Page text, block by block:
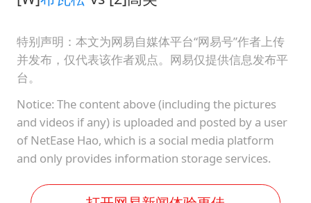
韩军前线部队连曝丑闻
特别声明：本文为网易自媒体平台“网易号”作者上传
并发布，仅代表该作者观点。网易仅提供信息发布平
台。
Notice: The content above (including the pictures
and videos if any) is uploaded and posted by a user
of NetEase Hao, which is a social media platform
and only provides information storage services.